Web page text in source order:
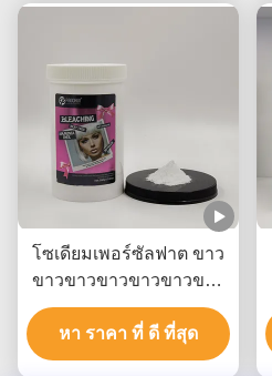
โซเดียมเพอร์ซัลฟาต ขาว
ขาวขาวขาวขาวขาวขาว
ขาว
หา ราคา ที่ ดี ที่สุด